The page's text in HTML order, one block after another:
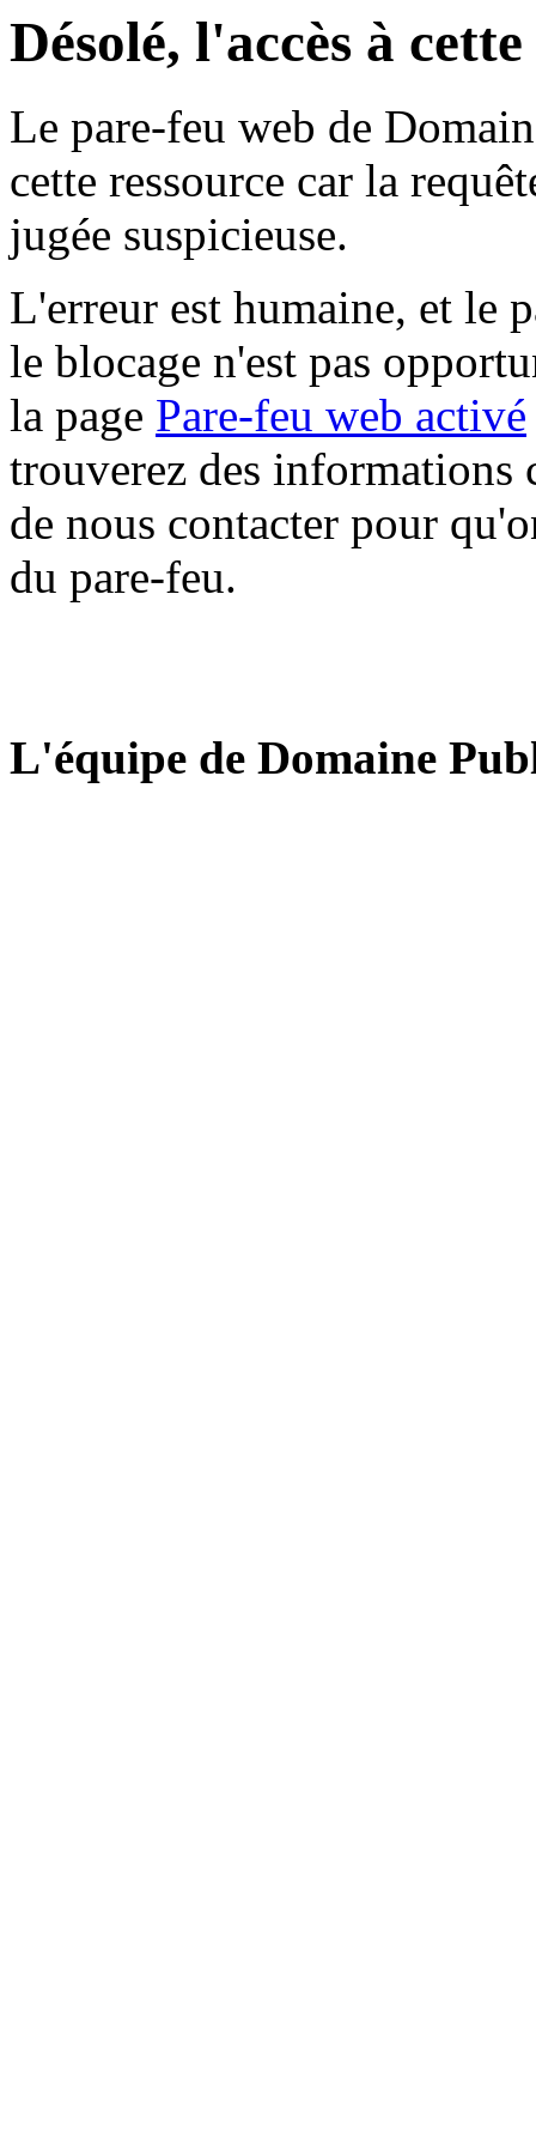
Désolé, l'accès à
Le pare-feu web de
cette ressource car la
jugée suspicieuse.
L'erreur est humaine, et le
le blocage n'est pas
la page Pare-feu web activé
trouverez des informations
de nous contacter pour
du pare-feu.
L'équipe de Domaine